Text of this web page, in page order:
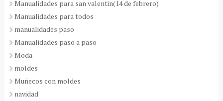
Manualidades para san valentin(14 de febrero)
Manualidades para todos
manualidades paso
Manualidades paso a paso
Moda
moldes
Muñecos con moldes
navidad